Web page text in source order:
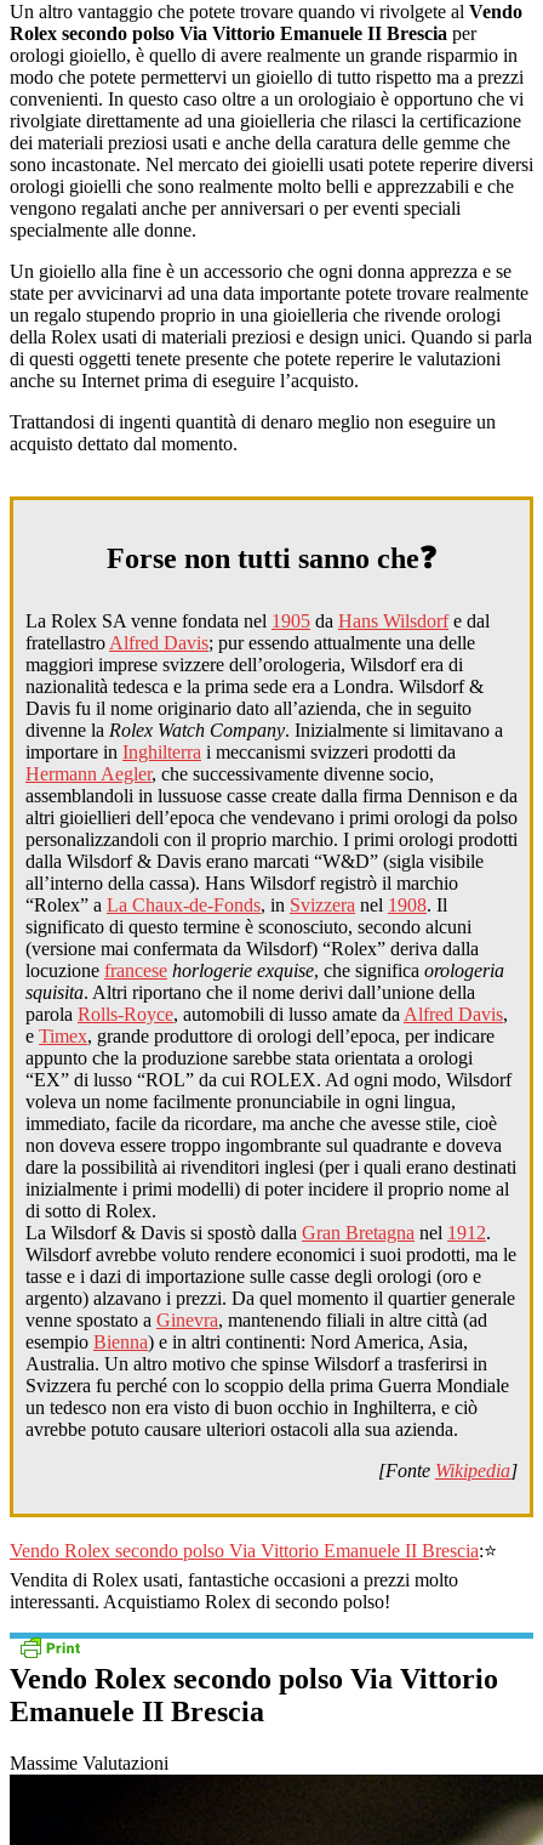
Un altro vantaggio che potete trovare quando vi rivolgete al Vendo
Rolex secondo polso Via Vittorio Emanuele II Brescia per
orologi gioiello, è quello di avere realmente un grande risparmio in
modo che potete permettervi un gioiello di tutto rispetto ma a prezzi
convenienti. In questo caso oltre a un orologiaio è opportuno che vi
rivolgiate direttamente ad una gioielleria che rilasci la certificazione
dei materiali preziosi usati e anche della caratura delle gemme che
sono incastonate. Nel mercato dei gioielli usati potete reperire diversi
orologi gioielli che sono realmente molto belli e apprezzabili e che
vengono regalati anche per anniversari o per eventi speciali
specialmente alle donne.
Un gioiello alla fine è un accessorio che ogni donna apprezza e se
state per avvicinarvi ad una data importante potete trovare realmente
un regalo stupendo proprio in una gioielleria che rivende orologi
della Rolex usati di materiali preziosi e design unici. Quando si parla
di questi oggetti tenete presente che potete reperire le valutazioni
anche su Internet prima di eseguire l’acquisto.
Trattandosi di ingenti quantità di denaro meglio non eseguire un
acquisto dettato dal momento.
Forse non tutti sanno che❓
La Rolex SA venne fondata nel 1905 da Hans Wilsdorfe dal
fratellastro Alfred Davis; pur essendo attualmente una delle
maggiori imprese svizzere dell’orologeria, Wilsdorf era di
nazionalità tedesca e la prima sede era a Londra. Wilsdorf &
Davis fu il nome originario dato all’azienda, che in seguito
divenne la Rolex Watch Company. Inizialmente si limitavano a
importare in Inghilterra i meccanismi svizzeri prodotti da
Hermann Aegler, che successivamente divenne socio,
assemblandoli in lussuose casse create dalla firma Dennison e da
altri gioiellieri dell’epoca che vendevano i primi orologi da polso
personalizzandoli con il proprio marchio. I primi orologi prodotti
dalla Wilsdorf & Davis erano marcati “W&D” (sigla visibile
all’interno della cassa). Hans Wilsdorf registrò il marchio
“Rolex” a La Chaux-de-Fonds, in Svizzera nel 1908. Il
significato di questo termine è sconosciuto, secondo alcuni
(versione mai confermata da Wilsdorf) “Rolex” deriva dalla
locuzione francese horlogerie exquise, che significa orologeria
squisita. Altri riportano che il nome derivi dall’unione della
parola Rolls-Royce, automobili di lusso amate da Alfred Davis,
e Timex, grande produttore di orologi dell’epoca, per indicare
appunto che la produzione sarebbe stata orientata a orologi
“EX” di lusso “ROL” da cui ROLEX. Ad ogni modo, Wilsdorf
voleva un nome facilmente pronunciabile in ogni lingua,
immediato, facile da ricordare, ma anche che avesse stile, cioè
non doveva essere troppo ingombrante sul quadrante e doveva
dare la possibilità ai rivenditori inglesi (per i quali erano destinati
inizialmente i primi modelli) di poter incidere il proprio nome al
di sotto di Rolex.
La Wilsdorf & Davis si spostò dalla Gran Bretagna nel 1912.
Wilsdorf avrebbe voluto rendere economici i suoi prodotti, ma le
tasse e i dazi di importazione sulle casse degli orologi (oro e
argento) alzavano i prezzi. Da quel momento il quartier generale
venne spostato a Ginevra, mantenendo filiali in altre città (ad
esempio Bienna) e in altri continenti: Nord America, Asia,
Australia. Un altro motivo che spinse Wilsdorf a trasferirsi in
Svizzera fu perché con lo scoppio della prima Guerra Mondiale
un tedesco non era visto di buon occhio in Inghilterra, e ciò
avrebbe potuto causare ulteriori ostacoli alla sua azienda.
[Fonte Wikipedia]
Vendo Rolex secondo polso Via Vittorio Emanuele II Brescia:⭐
Vendita di Rolex usati, fantastiche occasioni a prezzi molto
interessanti. Acquistiamo Rolex di secondo polso!
Vendo Rolex secondo polso Via Vittorio
Emanuele II Brescia
Massime Valutazioni